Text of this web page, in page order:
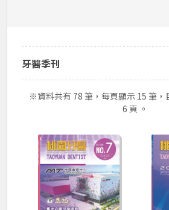
2007年季刊
2006年季刊
60週年慶季刊
牙醫季刊
※資料共有 78 筆，每頁顯示 15 筆，
6 頁 。